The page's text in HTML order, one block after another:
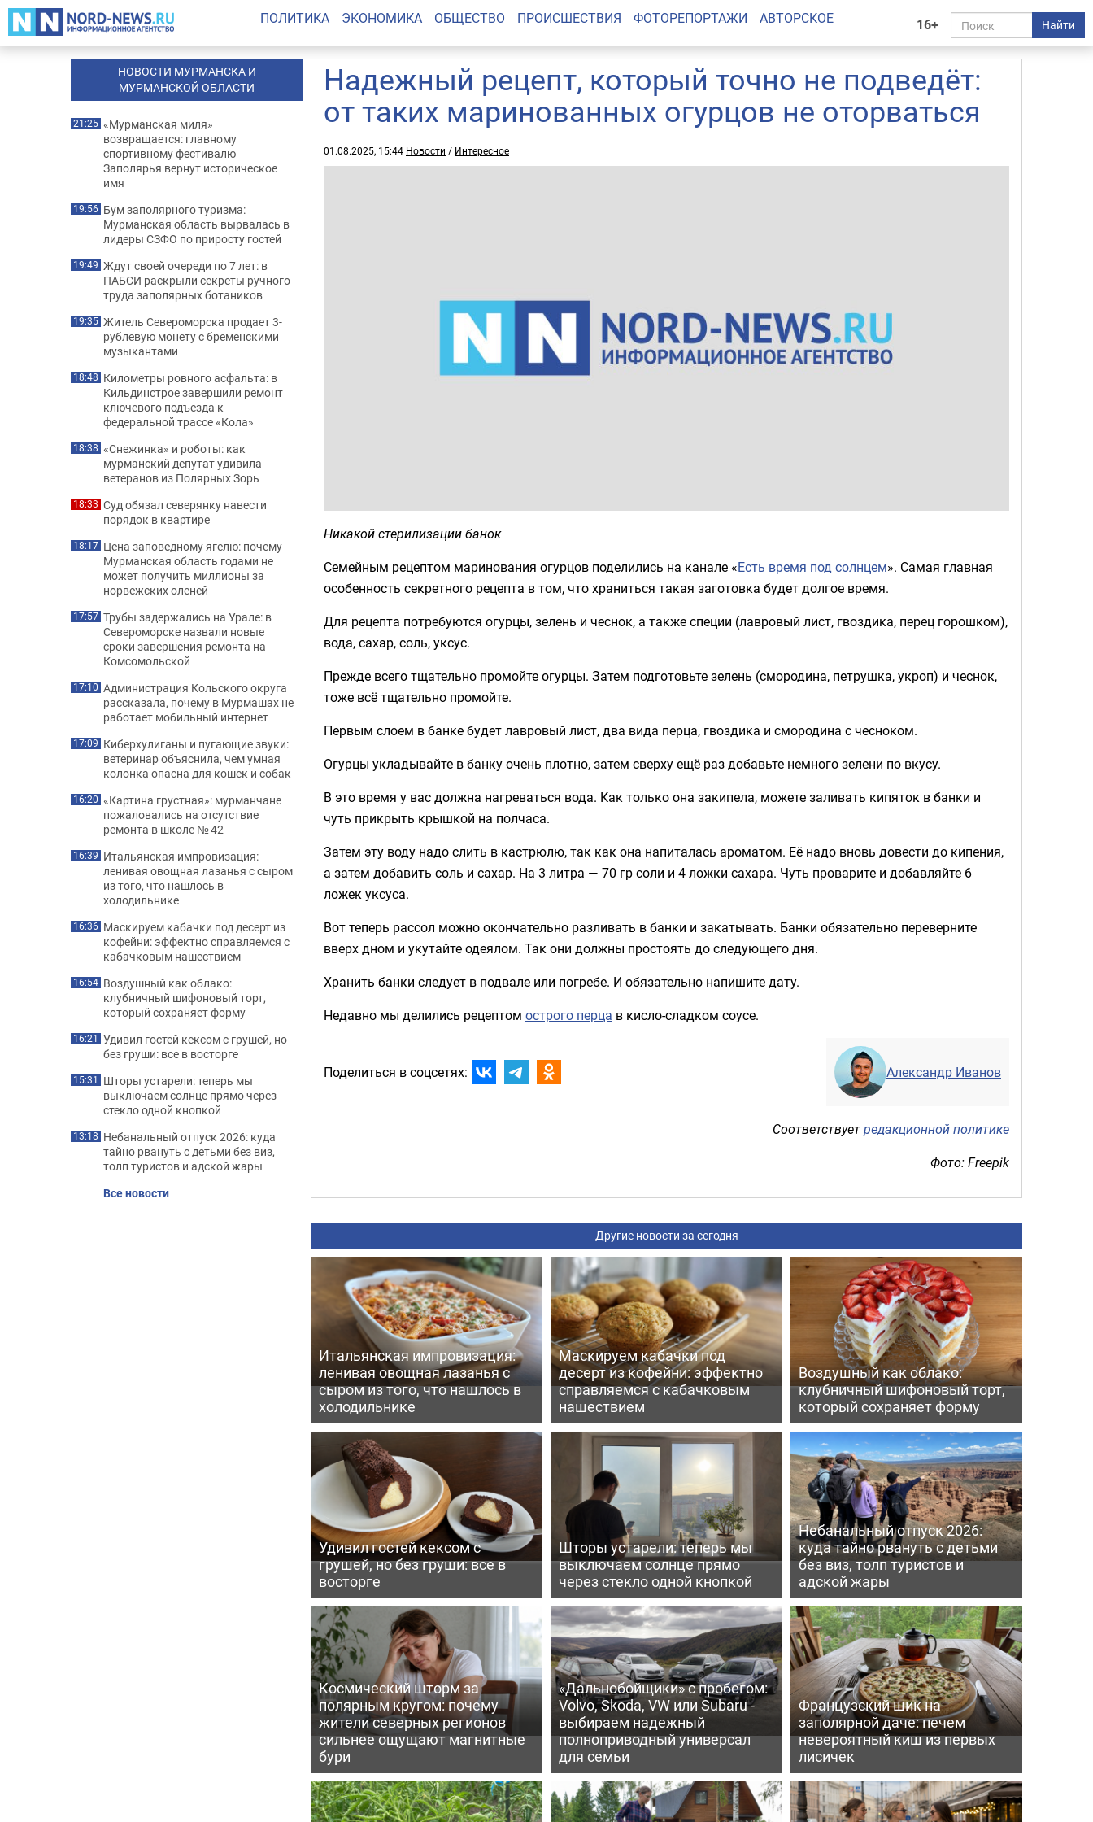
16+ Найти
ПОЛИТИКА ЭКОНОМИКА ОБЩЕСТВО ПРОИСШЕСТВИЯ ФОТОРЕПОРТАЖИ АВТОРСКОЕ
Надежный рецепт, который точно не подведёт:
от таких маринованных огурцов не оторваться
01.08.2025, 15:44 Новости / Интересное
Никакой стерилизации банок
Семейным рецептом маринования огурцов поделились на канале «Есть время под солнцем». Самая главная
особенность секретного рецепта в том, что храниться такая заготовка будет долгое время.
Для рецепта потребуются огурцы, зелень и чеснок, а также специи (лавровый лист, гвоздика, перец горошком),
вода, сахар, соль, уксус.
Прежде всего тщательно промойте огурцы. Затем подготовьте зелень (смородина, петрушка, укроп) и чеснок,
тоже всё тщательно промойте.
Первым слоем в банке будет лавровый лист, два вида перца, гвоздика и смородина с чесноком.
Огурцы укладывайте в банку очень плотно, затем сверху ещё раз добавьте немного зелени по вкусу.
В это время у вас должна нагреваться вода. Как только она закипела, можете заливать кипяток в банки и
чуть прикрыть крышкой на полчаса.
Затем эту воду надо слить в кастрюлю, так как она напиталась ароматом. Её надо вновь довести до кипения,
а затем добавить соль и сахар. На 3 литра — 70 гр соли и 4 ложки сахара. Чуть проварите и добавляйте 6
ложек уксуса.
Вот теперь рассол можно окончательно разливать в банки и закатывать. Банки обязательно переверните
вверх дном и укутайте одеялом. Так они должны простоять до следующего дня.
Хранить банки следует в подвале или погребе. И обязательно напишите дату.
Недавно мы делились рецептом острого перца в кисло-сладком соусе.
Поделиться в соцсетях: Александр Иванов
Соответствуетредакционной политике
Фото: Freepik
Другие новости за сегодня
Итальянская импровизация:
ленивая овощная лазанья с
сыром из того, что нашлось в
холодильнике
Маскируем кабачки под
десерт из кофейни: эффектно
справляемся с кабачковым
нашествием
Воздушный как облако:
клубничный шифоновый торт,
который сохраняет форму
Удивил гостей кексом с
грушей, но без груши: все в
восторге
Шторы устарели: теперь мы
выключаем солнце прямо
через стекло одной кнопкой
Небанальный отпуск 2026:
куда тайно рвануть с детьми
без виз, толп туристов и
адской жары
Космический шторм за
полярным кругом: почему
жители северных регионов
сильнее ощущают магнитные
бури
«Дальнобойщики» с пробегом:
Volvo, Skoda, VW или Subaru -
выбираем надежный
полноприводный универсал
для семьи
Французский шик на
заполярной даче: печем
невероятный киш из первых
лисичек
НОВОСТИ МУРМАНСКА И
МУРМАНСКОЙ ОБЛАСТИ
21:25 «Мурманская миля»
возвращается: главному
спортивному фестивалю
Заполярья вернут историческое
имя
19:56 Бум заполярного туризма:
Мурманская область вырвалась в
лидеры СЗФО по приросту гостей
19:49 Ждут своей очереди по 7 лет: в
ПАБСИ раскрыли секреты ручного
труда заполярных ботаников
19:35 Житель Североморска продает 3-
рублевую монету с бременскими
музыкантами
18:48 Километры ровного асфальта: в
Кильдинстрое завершили ремонт
ключевого подъезда к
федеральной трассе «Кола»
18:38 «Снежинка» и роботы: как
мурманский депутат удивила
ветеранов из Полярных Зорь
18:33 Суд обязал северянку навести
порядок в квартире
18:17 Цена заповедному ягелю: почему
Мурманская область годами не
может получить миллионы за
норвежских оленей
17:57 Трубы задержались на Урале: в
Североморске назвали новые
сроки завершения ремонта на
Комсомольской
17:10 Администрация Кольского округа
рассказала, почему в Мурмашах не
работает мобильный интернет
17:09 Киберхулиганы и пугающие звуки:
ветеринар объяснила, чем умная
колонка опасна для кошек и собак
16:20 «Картина грустная»: мурманчане
пожаловались на отсутствие
ремонта в школе № 42
16:39 Итальянская импровизация:
ленивая овощная лазанья с сыром
из того, что нашлось в
холодильнике
16:36 Маскируем кабачки под десерт из
кофейни: эффектно справляемся с
кабачковым нашествием
16:54 Воздушный как облако:
клубничный шифоновый торт,
который сохраняет форму
16:21 Удивил гостей кексом с грушей, но
без груши: все в восторге
15:31 Шторы устарели: теперь мы
выключаем солнце прямо через
стекло одной кнопкой
13:18 Небанальный отпуск 2026: куда
тайно рвануть с детьми без виз,
толп туристов и адской жары
Все новости